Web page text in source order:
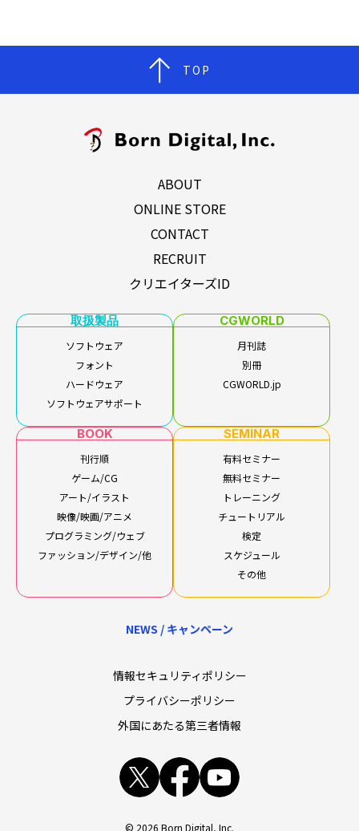
TOP
ABOUT
ONLINE STORE
CONTACT
RECRUIT
クリエイターズID
取扱製品
ソフトウェア
フォント
ハードウェア
ソフトウェアサポート
CGWORLD
月刊誌
別冊
CGWORLD.jp
BOOK
刊行順
ゲーム/CG
アート/イラスト
映像/映画/アニメ
プログラミング/ウェブ
ファッション/デザイン/他
SEMINAR
有料セミナー
無料セミナー
トレーニング
チュートリアル
検定
スケジュール
その他
NEWS / キャンペーン
情報セキュリティポリシー
プライバシーポリシー
外国にあたる第三者情報
x facebook
© 2026 Born Digital, Inc.